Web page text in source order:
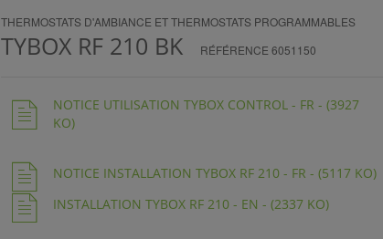
THERMOSTATS D'AMBIANCE ET THERMOSTATS PROGRAMMABLES
TYBOX RF 210 BK RÉFÉRENCE 6051150
NOTICE UTILISATION TYBOX CONTROL - FR - (3927
KO)
NOTICE INSTALLATION TYBOX RF 210 - FR - (5117 KO)
INSTALLATION TYBOX RF 210 - EN - (2337 KO)